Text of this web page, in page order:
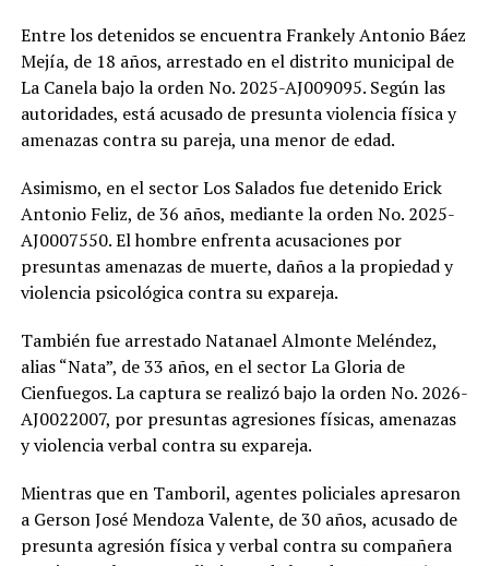
Entre los detenidos se encuentra Frankely Antonio Báez
Mejía, de 18 años, arrestado en el distrito municipal de
La Canela bajo la orden No. 2025-AJ009095. Según las
autoridades, está acusado de presunta violencia física y
amenazas contra su pareja, una menor de edad.
Asimismo, en el sector Los Salados fue detenido Erick
Antonio Feliz, de 36 años, mediante la orden No. 2025-
AJ0007550. El hombre enfrenta acusaciones por
presuntas amenazas de muerte, daños a la propiedad y
violencia psicológica contra su expareja.
También fue arrestado Natanael Almonte Meléndez,
alias “Nata”, de 33 años, en el sector La Gloria de
Cienfuegos. La captura se realizó bajo la orden No. 2026-
AJ0022007, por presuntas agresiones físicas, amenazas
y violencia verbal contra su expareja.
Mientras que en Tamboril, agentes policiales apresaron
a Gerson José Mendoza Valente, de 30 años, acusado de
presunta agresión física y verbal contra su compañera